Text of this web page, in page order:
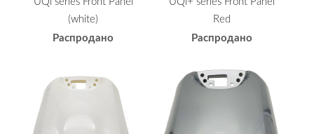
(white)
Распродано
Red
Распродано